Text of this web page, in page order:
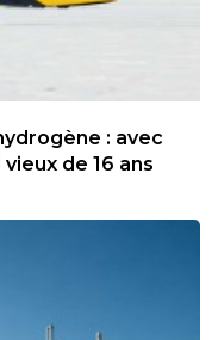
: avec
de 16 ans